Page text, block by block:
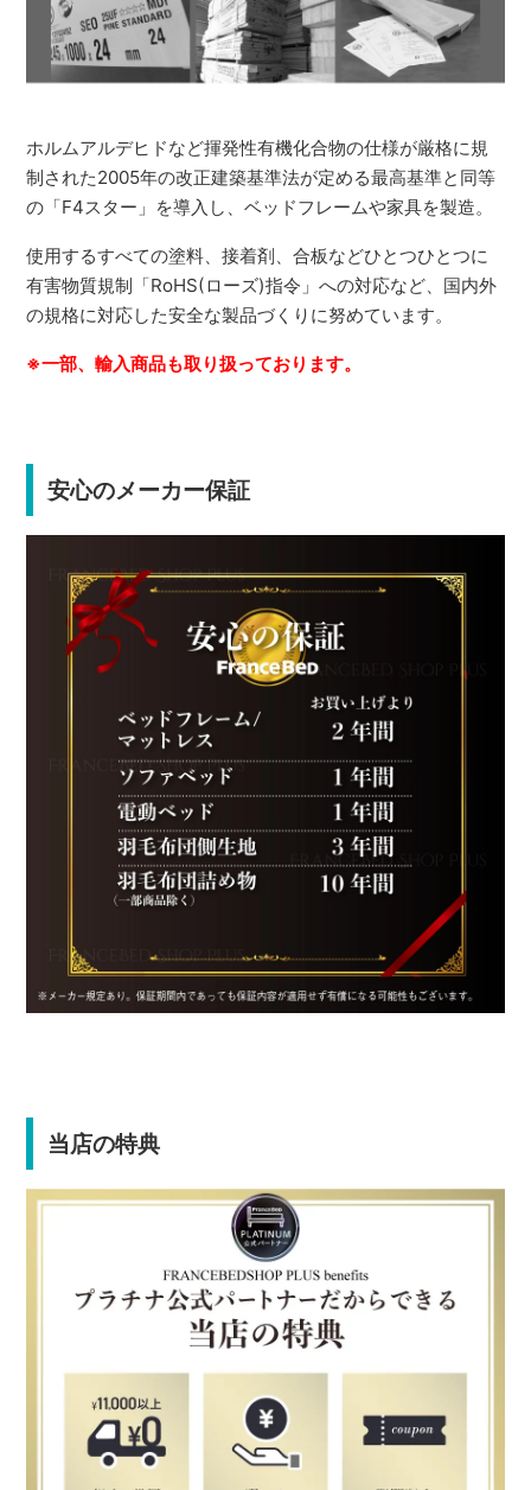
ホルムアルデヒドなど揮発性有機化合物の仕様が厳格に規
制された2005年の改正建築基準法が定める最高基準と同等
の「F4スター」を導入し、ベッドフレームや家具を製造。
使用するすべての塗料、接着剤、合板などひとつひとつに
有害物質規制「RoHS(ローズ)指令」への対応など、国内外
の規格に対応した安全な製品づくりに努めています。
※一部、輸入商品も取り扱っております。
安心のメーカー保証
当店の特典